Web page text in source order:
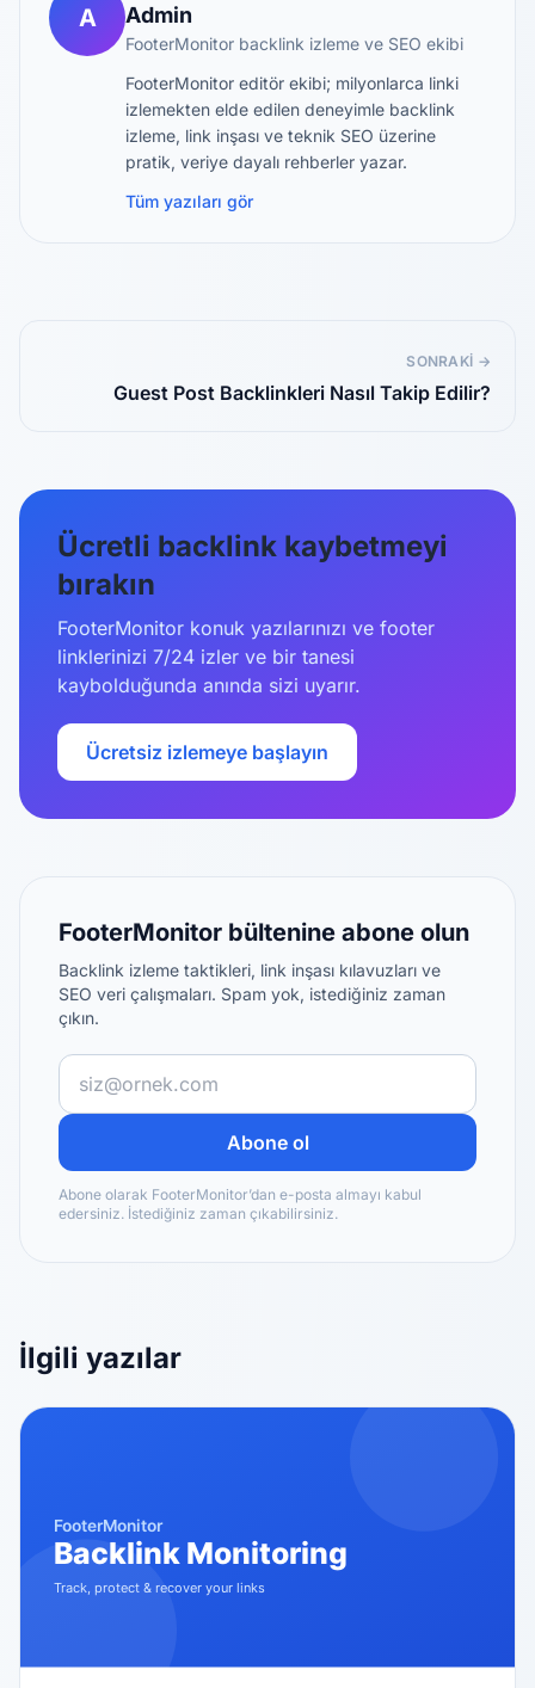
A Admin
FooterMonitor backlink izleme ve SEO ekibi
FooterMonitor editör ekibi; milyonlarca linki
izlemekten elde edilen deneyimle backlink
izleme, link inşası ve teknik SEO üzerine
pratik, veriye dayalı rehberler yazar.
Tüm yazıları gör
SONRAKI →
Guest Post Backlinkleri Nasıl Takip Edilir?
Ücretli backlink kaybetmeyi
bırakın
FooterMonitor konuk yazılarınızı ve footer
linklerinizi 7/24 izler ve bir tanesi
kaybolduğunda anında sizi uyarır.
Ücretsiz izlemeye başlayın
FooterMonitor bültenine abone olun
Backlink izleme taktikleri, link inşası kılavuzları ve
SEO veri çalışmaları. Spam yok, istediğiniz zaman
çıkın.
Abone ol
Abone olarak FooterMonitor’dan e-posta almayı kabul
edersiniz. İstediğiniz zaman çıkabilirsiniz.
İlgili yazılar